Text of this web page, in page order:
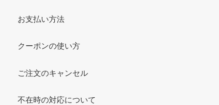
お支払い方法
クーポンの使い方
ご注文のキャンセル
不在時の対応について